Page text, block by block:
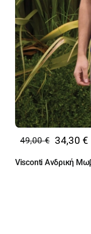
49,00€
Original
price
34,30 €
Η
τρέχουσα
Visconti Ανδρική